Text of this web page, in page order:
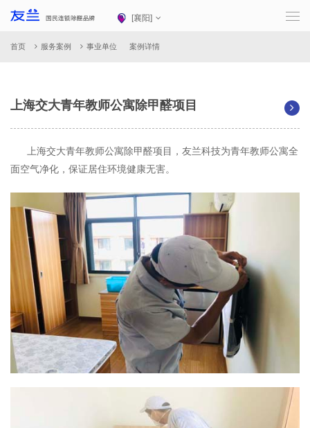
[襄阳]
首页 服务案例 事业单位 案例详情
上海交大青年教师公寓除甲醛项目
上海交大青年教师公寓除甲醛项目，友兰科技为青年教师公寓全
面空气净化，保证居住环境健康无害。